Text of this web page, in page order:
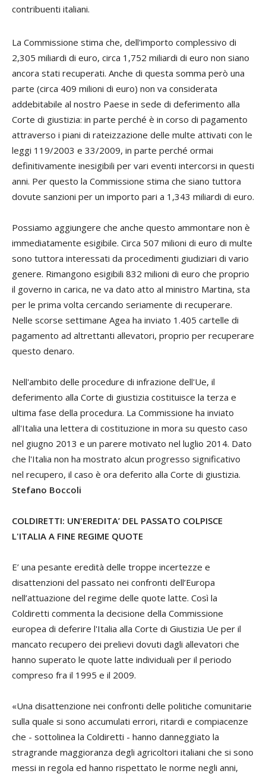
contribuenti italiani.
La Commissione stima che, dell'importo complessivo di
2,305 miliardi di euro, circa 1,752 miliardi di euro non siano
ancora stati recuperati. Anche di questa somma però una
parte (circa 409 milioni di euro) non va considerata
addebitabile al nostro Paese in sede di deferimento alla
Corte di giustizia: in parte perché è in corso di pagamento
attraverso i piani di rateizzazione delle multe attivati con le
leggi 119/2003 e 33/2009, in parte perché ormai
definitivamente inesigibili per vari eventi intercorsi in questi
anni. Per questo la Commissione stima che siano tuttora
dovute sanzioni per un importo pari a 1,343 miliardi di euro.
Possiamo aggiungere che anche questo ammontare non è
immediatamente esigibile. Circa 507 milioni di euro di multe
sono tuttora interessati da procedimenti giudiziari di vario
genere. Rimangono esigibili 832 milioni di euro che proprio
il governo in carica, ne va dato atto al ministro Martina, sta
per le prima volta cercando seriamente di recuperare.
Nelle scorse settimane Agea ha inviato 1.405 cartelle di
pagamento ad altrettanti allevatori, proprio per recuperare
questo denaro.
Nell'ambito delle procedure di infrazione dell'Ue, il
deferimento alla Corte di giustizia costituisce la terza e
ultima fase della procedura. La Commissione ha inviato
all'Italia una lettera di costituzione in mora su questo caso
nel giugno 2013 e un parere motivato nel luglio 2014. Dato
che l'Italia non ha mostrato alcun progresso significativo
nel recupero, il caso è ora deferito alla Corte di giustizia.
Stefano Boccoli
COLDIRETTI: UN'EREDITA’ DEL PASSATO COLPISCE
L'ITALIA A FINE REGIME QUOTE
​E’ una pesante eredità delle troppe incertezze e
disattenzioni del passato nei confronti dell’Europa
nell’attuazione del regime delle quote latte. Così la
Coldiretti commenta la decisione della Commissione
europea di deferire l'Italia alla Corte di Giustizia Ue per il
mancato recupero dei prelievi dovuti dagli allevatori che
hanno superato le quote latte individuali per il periodo
compreso fra il 1995 e il 2009.
«Una disattenzione nei confronti delle politiche comunitarie
sulla quale si sono accumulati errori, ritardi e compiacenze
che - sottolinea la Coldiretti - hanno danneggiato la
stragrande maggioranza degli agricoltori italiani che si sono
messi in regola ed hanno rispettato le norme negli anni,